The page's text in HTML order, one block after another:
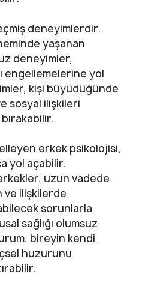
deneyimlerdir.
yaşanan
deneyimler,
engellemelerine yol
kişi büyüdüğünde
sosyal ilişkileri
erkek psikolojisi,
yol açabilir.
uzun vadede
ilişkilerde
sorunlarla
sağlığı olumsuz
bireyin kendi
huzurunu